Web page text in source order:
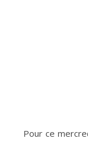
Pour ce